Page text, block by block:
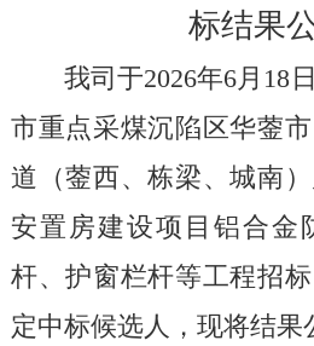
标结果
我司于2026年6月 18
市重点采煤沉陷区华蓥
道（蓥西、栋梁、城南
安置房建设项目铝合金
杆、护窗栏杆等工程招
定中标候选人，现将结果